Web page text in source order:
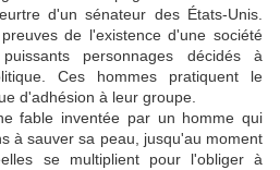
d'un sénateur des États-Unis.
de l'existence d'une société
personnages décidés à
Ces hommes pratiquent le
d'adhésion à leur groupe.
fable inventée par un homme qui
à sauver sa peau, jusqu'au moment
se multiplient pour l'obliger à